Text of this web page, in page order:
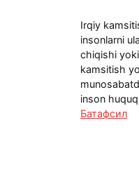
Irqiy
insonlarni
chiqishi
kamsitish
inson
Батафсил